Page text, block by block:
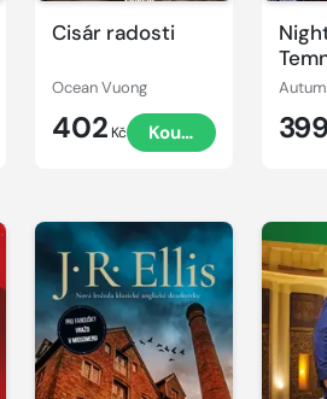
Cisár radosti
Ocean Vuong
402 Kč Koupit 399